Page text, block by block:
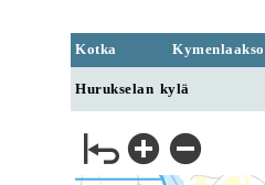
Kotka Kymenlaakso
Hurukselan kylä